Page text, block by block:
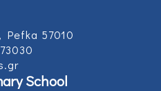
Pefka 57010
School